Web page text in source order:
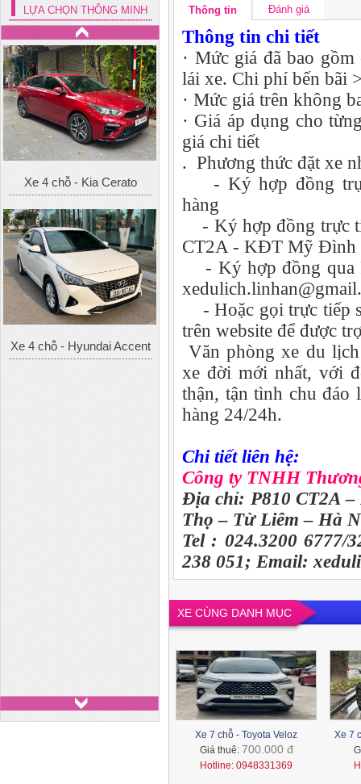
LỰA CHỌN THÔNG MINH Thông tin Đánh giá
Thông tin chi tiết
· Mức giá đã bao
lái xe. Chi phí bến bãi
· Mức giá trên không
· Giá áp dụng cho
giá chi tiết
. Phương thức đặt xe
- Ký hợp đồng
hàng
- Ký hợp đồng trực
CT2A - KĐT Mỹ Đình
- Ký hợp đồng qua
- Hoặc gọi trực tiếp
trên website để được
Văn phòng xe du
xe đời mới nhất, với
thận, tận tình chu đáo
hàng 24/24h.
Chi tiết liên hệ:
Công ty TNHH
Địa chỉ: P810 CT2A
Thọ – Từ Liêm – Hà
Tel : 024.3200 6777/
238 051; Email:
XE CÙNG DANH MỤC
Xe 7 chỗ - Toyota Veloz
Giá thuê: 700.000 đ
Hotline: 0948331369
Xe 7